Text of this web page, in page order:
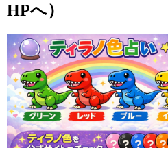
HPへ）